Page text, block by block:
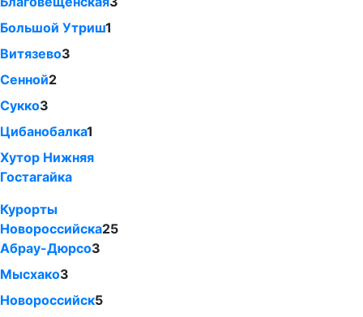
Большой Утриш1
Витязево3
Сенной2
Сукко3
Цибанобалка1
Хутор Нижняя
Гостагайка
Курорты
Новороссийска25
Абрау-Дюрсо3
Мысхако3
Новороссийск5